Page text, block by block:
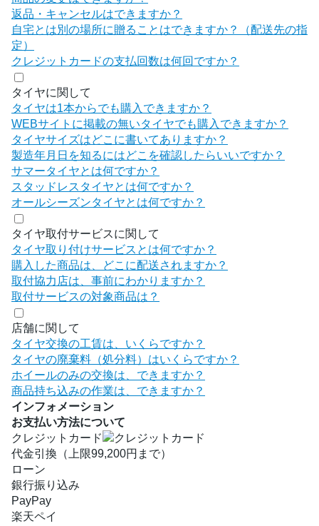
返品・キャンセルはできますか？
自宅とは別の場所に贈ることはできますか？（配送先の指
定）
クレジットカードの支払回数は何回ですか？
タイヤに関して
タイヤは1本からでも購入できますか？
WEBサイトに掲載の無いタイヤでも購入できますか？
タイヤサイズはどこに書いてありますか？
製造年月日を知るにはどこを確認したらいいですか？
サマータイヤとは何ですか？
スタッドレスタイヤとは何ですか？
オールシーズンタイヤとは何ですか？
タイヤ取付サービスに関して
タイヤ取り付けサービスとは何ですか？
購入した商品は、どこに配送されますか？
取付協力店は、事前にわかりますか？
取付サービスの対象商品は？
店舗に関して
タイヤ交換の工賃は、いくらですか？
タイヤの廃棄料（処分料）はいくらですか？
ホイールのみの交換は、できますか？
商品持ち込みの作業は、できますか？
インフォメーション
お支払い方法について
クレジットカード
代金引換（上限99,200円まで）
ローン
銀行振り込み
PayPay
楽天ペイ